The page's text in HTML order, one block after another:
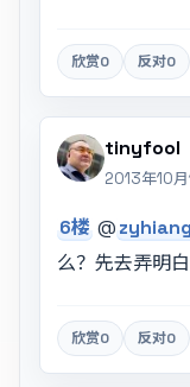
欣赏0 反对0
tinyfool
2013年10
6楼 @
么？先去弄明
欣赏0 反对0